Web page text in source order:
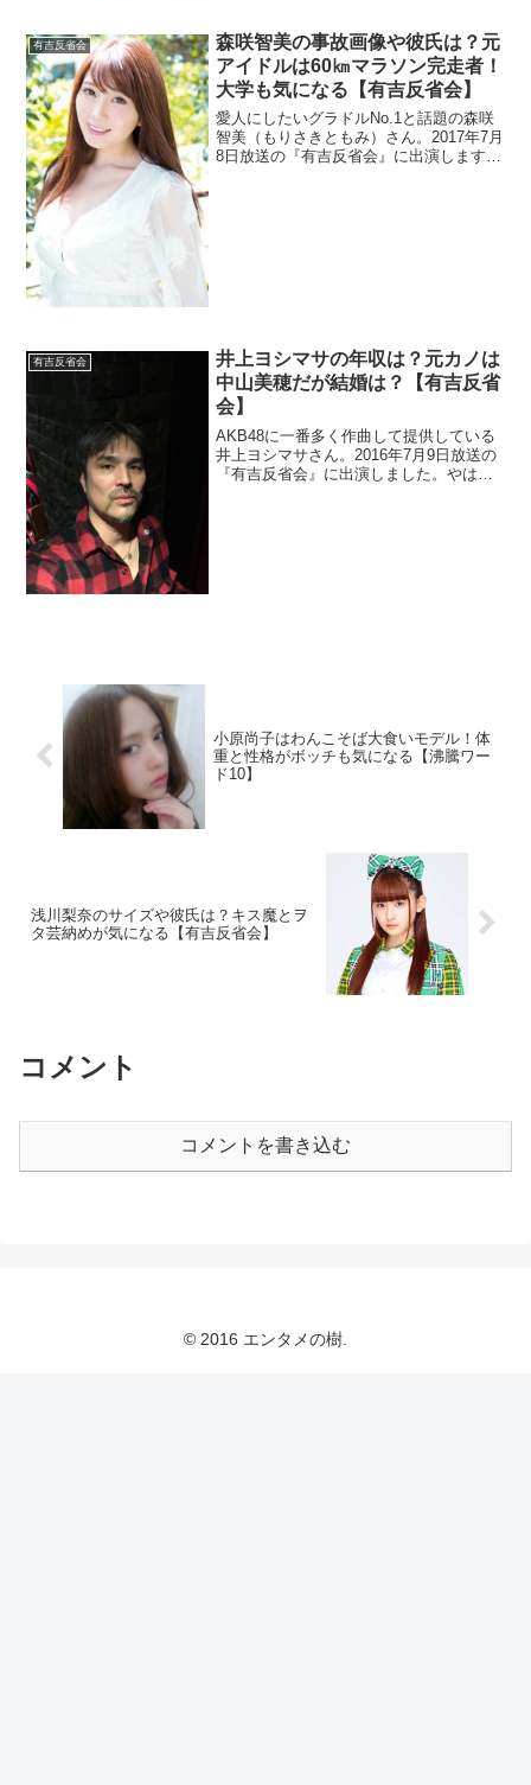
有吉反省会
森咲智美の事故画像や彼氏は？元
アイドルは60㎞マラソン完走者！
大学も気になる【有吉反省会】
愛人にしたいグラドルNo.1と話題の森咲
智美（もりさきともみ）さん。2017年7月
8日放送の『有吉反省会』に出演します。
有吉反省会
井上ヨシマサの年収は？元カノは
中山美穂だが結婚は？【有吉反省
会】
AKB48に一番多く作曲して提供している
井上ヨシマサさん。2016年7月9日放送の
『有吉反省会』に出演しました。やはり
小原尚子はわんこそば大食いモデル！体
重と性格がボッチも気になる【沸騰ワー
ド10】
浅川梨奈のサイズや彼氏は？キス魔とヲ
タ芸納めが気になる【有吉反省会】
コメント
コメントを書き込む
© 2016 エンタメの樹.